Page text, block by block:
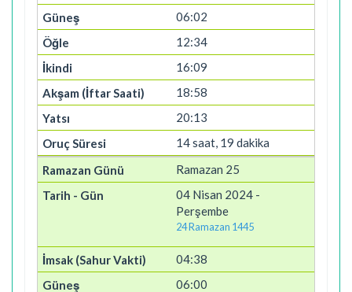
06:02
12:34
16:09
18:58
20:13
14 saat, 19 dakika
Ramazan 25
04 Nisan 2024 -
Perşembe
24 Ramazan 1445
04:38
06:00